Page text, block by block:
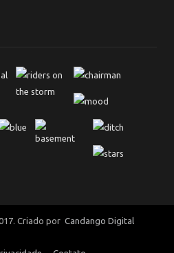
Criado por Candango Digital